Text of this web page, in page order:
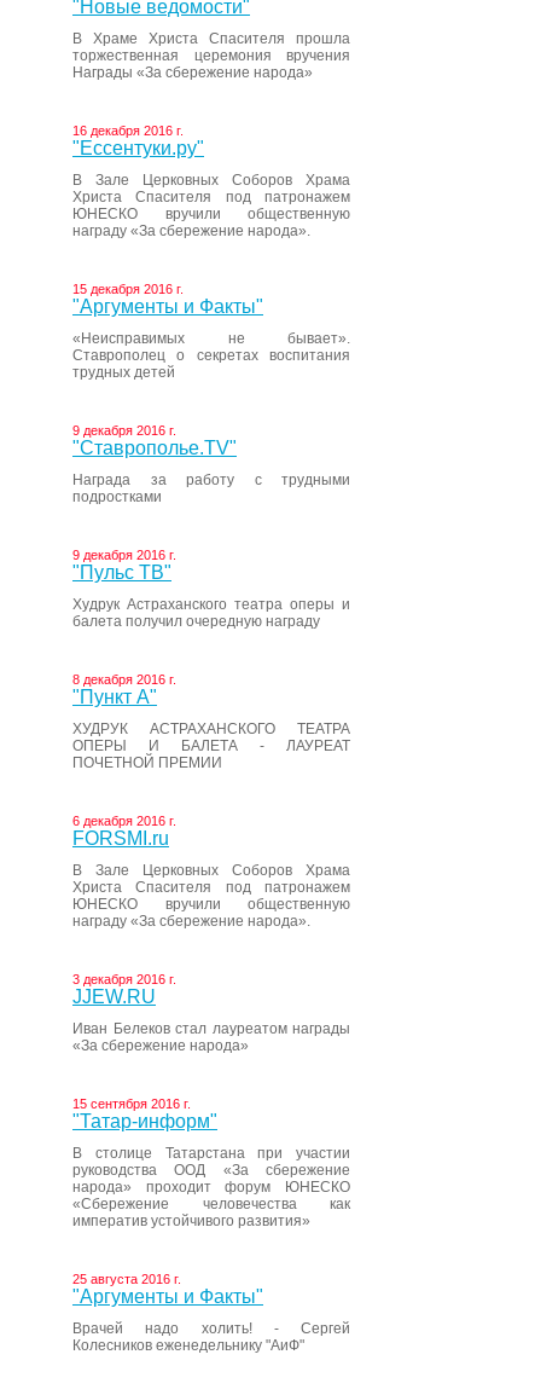
"Новые ведомости"
В Храме Христа Спасителя прошла
торжественная церемония вручения
Награды «За сбережение народа»
16 декабря 2016 г.
"Ессентуки.ру"
В Зале Церковных Соборов Храма
Христа Спасителя под патронажем
ЮНЕСКО вручили общественную
награду «За сбережение народа».
15 декабря 2016 г.
"Аргументы и Факты"
«Неисправимых не бывает».
Ставрополец о секретах воспитания
трудных детей
9 декабря 2016 г.
"Ставрополье.TV"
Награда за работу с трудными
подростками
9 декабря 2016 г.
"Пульс ТВ"
Худрук Астраханского театра оперы и
балета получил очередную награду
8 декабря 2016 г.
"Пункт А"
ХУДРУК АСТРАХАНСКОГО ТЕАТРА
ОПЕРЫ И БАЛЕТА - ЛАУРЕАТ
ПОЧЕТНОЙ ПРЕМИИ
6 декабря 2016 г.
FORSMI.ru
В Зале Церковных Соборов Храма
Христа Спасителя под патронажем
ЮНЕСКО вручили общественную
награду «За сбережение народа».
3 декабря 2016 г.
JJEW.RU
Иван Белеков стал лауреатом награды
«За сбережение народа»
15 сентября 2016 г.
"Татар-информ"
В столице Татарстана при участии
руководства ООД «За сбережение
народа» проходит форум ЮНЕСКО
«Сбережение человечества как
императив устойчивого развития»
25 августа 2016 г.
"Аргументы и Факты"
Врачей надо холить! - Сергей
Колесников еженедельнику "АиФ"